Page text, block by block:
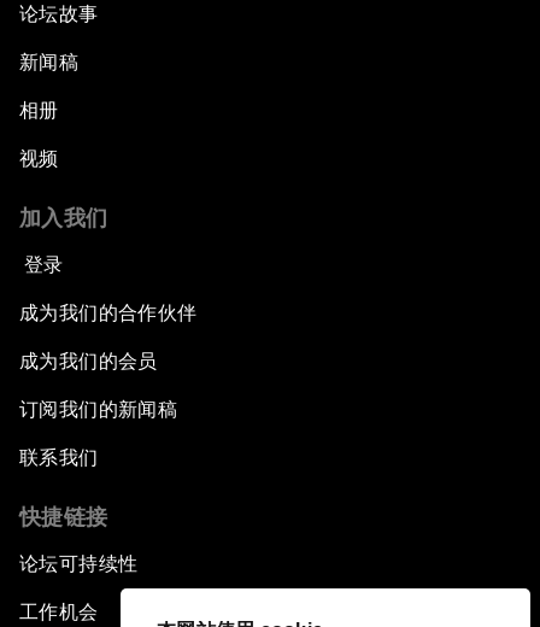
论坛故事
新闻稿
相册
视频
加入我们
登录
成为我们的合作伙伴
成为我们的会员
订阅我们的新闻稿
联系我们
快捷链接
论坛可持续性
工作机会